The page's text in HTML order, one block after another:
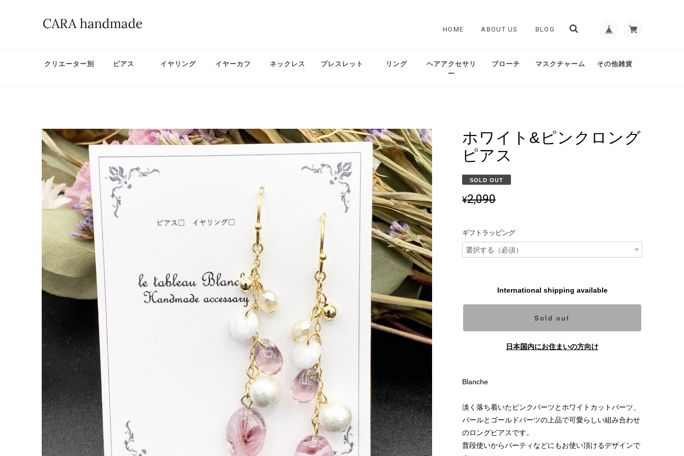
HOME ABOUT US BLOG
クリエーター別 ピアス イヤリング イヤーカフ ネックレス ブレスレット リング
ヘアアクセサリ
ー
ブローチ マスクチャーム その他雑貨
ホワイト&ピンクロング
ピアス
SOLD OUT
¥2,090
ギフトラッピング
International shipping available
Sold out
日本国内にお住まいの方向け
Blanche
淡く落ち着いたピンクパーツとホワイトカットパーツ、
パールとゴールドパーツの上品で可愛らしい組み合わせ
のロングピアスです。
普段使いからパーティなどにもお使い頂けるデザインで